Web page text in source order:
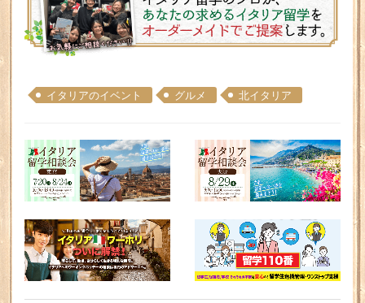
イタリアのイベント グルメ 北イタリア